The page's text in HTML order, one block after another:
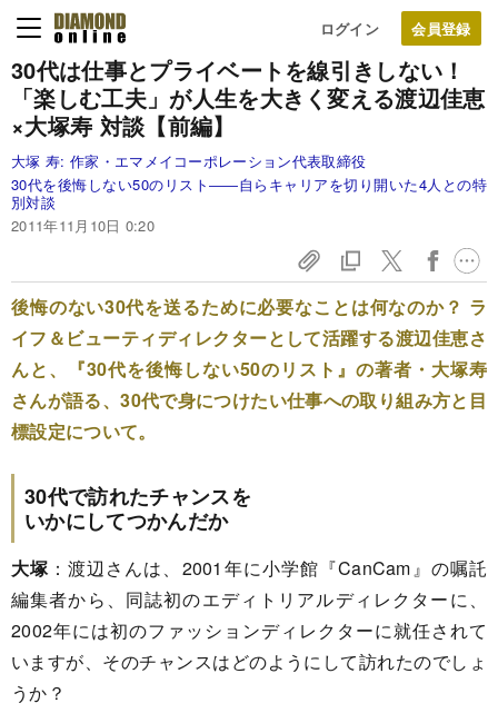
ログイン
30代は仕事とプライベートを線引きしない！
「楽しむ工夫」が人生を大きく変える渡辺佳恵
×大塚寿 対談【前編】
大塚 寿: 作家・エマメイコーポレーション代表取締役
30代を後悔しない50のリスト――自らキャリアを切り開いた4人との特
別対談
2011年11月10日 0:20
後悔のない30代を送るために必要なことは何なのか？ ラ
イフ＆ビューティディレクターとして活躍する渡辺佳恵さ
んと、『30代を後悔しない50のリスト』の著者・大塚寿
さんが語る、30代で身につけたい仕事への取り組み方と目
標設定について。
30代で訪れたチャンスを
いかにしてつかんだか
大塚 ：渡辺さんは、2001年に小学館『CanCam』の嘱託
編集者から、同誌初のエディトリアルディレクターに、
2002年には初のファッションディレクターに就任されて
いますが、そのチャンスはどのようにして訪れたのでしょ
うか？